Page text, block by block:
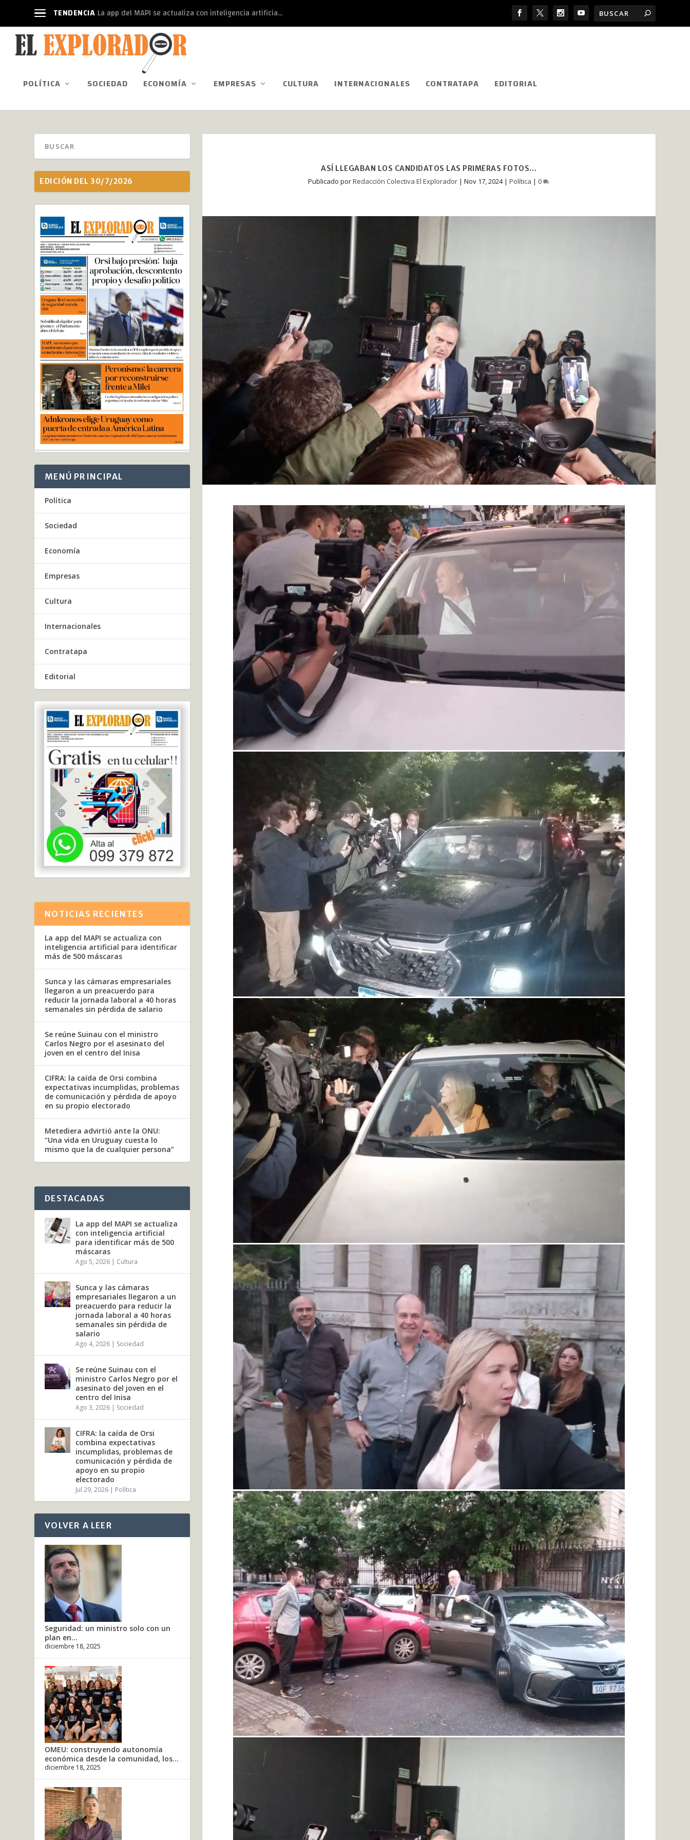
TENDENCIA La app del MAPI se actualiza con inteligencia artificia...
POLÍTICA SOCIEDAD ECONOMÍA EMPRESAS CULTURA INTERNACIONALES CONTRATAPA EDITORIAL
ASÍ LLEGABAN LOS CANDIDATOS LAS PRIMERAS FOTOS…
Publicado porRedacción Colectiva El Explorador |Nov 17, 2024|Política |0
EDICIÓN DEL 30/7/2026
MENÚ PRINCIPAL
Política
Sociedad
Economía
Empresas
Cultura
Internacionales
Contratapa
Editorial
NOTICIAS RECIENTES
La app del MAPI se actualiza con
inteligencia artificial para identificar
más de 500 máscaras
Sunca y las cámaras empresariales
llegaron a un preacuerdo para
reducir la jornada laboral a 40 horas
semanales sin pérdida de salario
Se reúne Suinau con el ministro
Carlos Negro por el asesinato del
joven en el centro del Inisa
CIFRA: la caída de Orsi combina
expectativas incumplidas, problemas
de comunicación y pérdida de apoyo
en su propio electorado
Metediera advirtió ante la ONU:
“Una vida en Uruguay cuesta lo
mismo que la de cualquier persona”
DESTACADAS
La app del MAPI se actualiza
con inteligencia artificial
para identificar más de 500
máscaras
Ago 5, 2026 | Cultura
Sunca y las cámaras
empresariales llegaron a un
preacuerdo para reducir la
jornada laboral a 40 horas
semanales sin pérdida de
salario
Ago 4, 2026 | Sociedad
Se reúne Suinau con el
ministro Carlos Negro por el
asesinato del joven en el
centro del Inisa
Ago 3, 2026 | Sociedad
CIFRA: la caída de Orsi
combina expectativas
incumplidas, problemas de
comunicación y pérdida de
apoyo en su propio
electorado
Jul 29, 2026 | Política
VOLVER A LEER
Seguridad: un ministro solo con un
plan en...
diciembre 18, 2025
OMEU: construyendo autonomía
económica desde la comunidad, los...
diciembre 18, 2025